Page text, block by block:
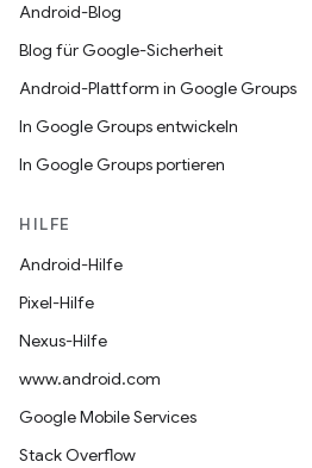
Android-Blog
Blog für Google-Sicherheit
Android-Plattform in Google Groups
In Google Groups entwickeln
In Google Groups portieren
HILFE
Android-Hilfe
Pixel-Hilfe
Nexus-Hilfe
www.android.com
Google Mobile Services
Stack Overflow